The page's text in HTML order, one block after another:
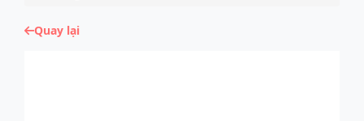
Quay lại